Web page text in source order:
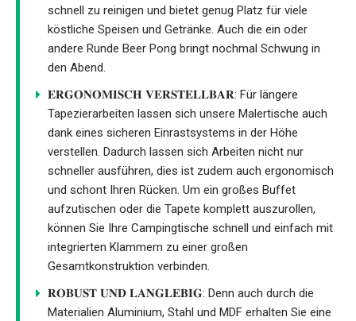
schnell zu reinigen und bietet genug Platz für viele
köstliche Speisen und Getränke. Auch die ein oder
andere Runde Beer Pong bringt nochmal Schwung in
den Abend.
𝐄𝐑𝐆𝐎𝐍𝐎𝐌𝐈𝐒𝐂𝐇 𝐕𝐄𝐑𝐒𝐓𝐄𝐋𝐋𝐁𝐀𝐑: Für längere
Tapezierarbeiten lassen sich unsere Malertische auch
dank eines sicheren Einrastsystems in der Höhe
verstellen. Dadurch lassen sich Arbeiten nicht nur
schneller ausführen, dies ist zudem auch ergonomisch
und schont Ihren Rücken. Um ein großes Buffet
aufzutischen oder die Tapete komplett auszurollen,
können Sie Ihre Campingtische schnell und einfach mit
integrierten Klammern zu einer großen
Gesamtkonstruktion verbinden.
𝐑𝐎𝐁𝐔𝐒𝐓 𝐔𝐍𝐃 𝐋𝐀𝐍𝐆𝐋𝐄𝐁𝐈𝐆: Denn auch durch die
Materialien Aluminium, Stahl und MDF erhalten Sie eine